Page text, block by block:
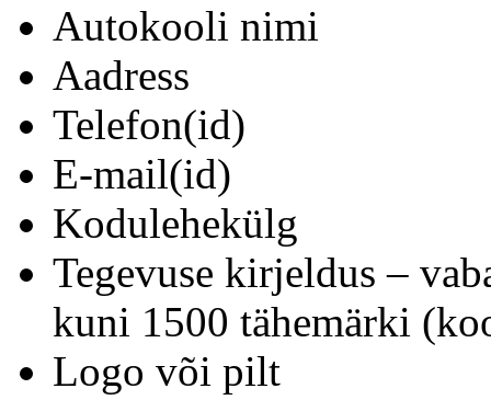
Autokooli nimi
Aadress
Telefon(id)
E-mail(id)
Kodulehekülg
Tegevuse kirjeldus –
kuni 1500 tähemärki
Logo või pilt